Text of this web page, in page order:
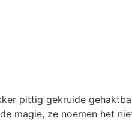
pittig gekruide
magie, ze noemen het